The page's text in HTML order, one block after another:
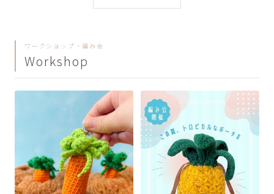
ワークショップ・編み会
Workshop